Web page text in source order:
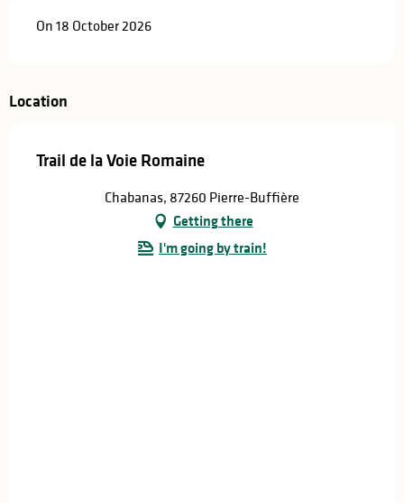
On 18 October 2026
Location
Trail de la Voie Romaine
Chabanas, 87260 Pierre-Buffière
Getting there
I'm going by train!